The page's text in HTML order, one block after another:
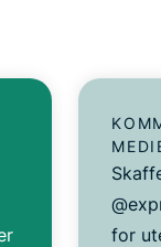
for